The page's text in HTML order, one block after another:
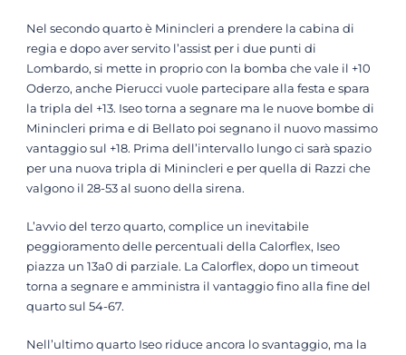
Nel secondo quarto è Minincleri a prendere la cabina di
regia e dopo aver servito l’assist per i due punti di
Lombardo, si mette in proprio con la bomba che vale il +10
Oderzo, anche Pierucci vuole partecipare alla festa e spara
la tripla del +13. Iseo torna a segnare ma le nuove bombe di
Minincleri prima e di Bellato poi segnano il nuovo massimo
vantaggio sul +18. Prima dell’intervallo lungo ci sarà spazio
per una nuova tripla di Minincleri e per quella di Razzi che
valgono il 28-53 al suono della sirena.
L’avvio del terzo quarto, complice un inevitabile
peggioramento delle percentuali della Calorflex, Iseo
piazza un 13a0 di parziale. La Calorflex, dopo un timeout
torna a segnare e amministra il vantaggio fino alla fine del
quarto sul 54-67.
Nell’ultimo quarto Iseo riduce ancora lo svantaggio, ma la